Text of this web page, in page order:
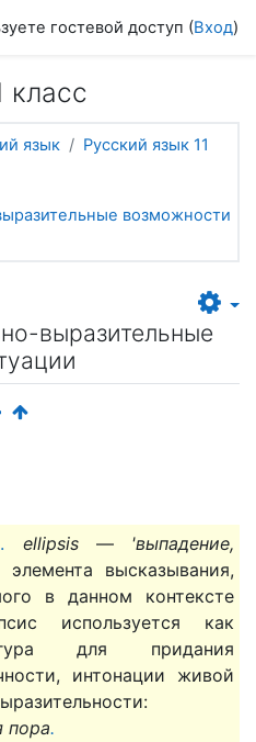
гостевой доступ (Вход)
класс
язык
Русский язык 11
возможности
выразительные
. ellipsis— 'выпадение,
высказывания,
в данном контексте
используется как
для придания
интонации живой
пора.